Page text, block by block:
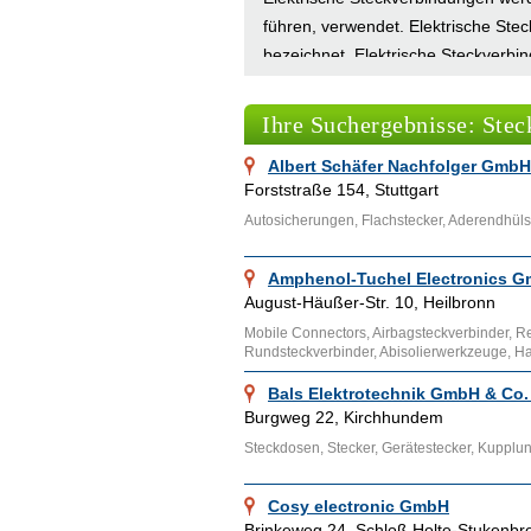
führen, verwendet. Elektrische
bezeichnet. Elektrische
Bei Adressennet finden sich viele
Rielasingen-Worblingen,
einem Branchenbucheintrag bei
Internetmarketing. Wenn Sie Ihre
wollen, nehmen Sie doch Kontakt
Ähnliche Themenbereiche wie
Steckverbinder und -
Informationen über die
Grundleitungen findet man im
Ihre Suchergebnisse:
Albert Schäfer Nachfolger GmbH
Forststraße 154, Stuttgart
Autosicherungen, Flachstecker,
Amphenol-Tuchel Electronics
August-Häußer-Str. 10, Heilbronn
Mobile Connectors, Airbagsteckverbinder,
Rundsteckverbinder, Abisolierwerkzeuge,
Bals Elektrotechnik GmbH & Co.
Burgweg 22, Kirchhundem
Steckdosen, Stecker, Gerätestecker,
Cosy electronic GmbH